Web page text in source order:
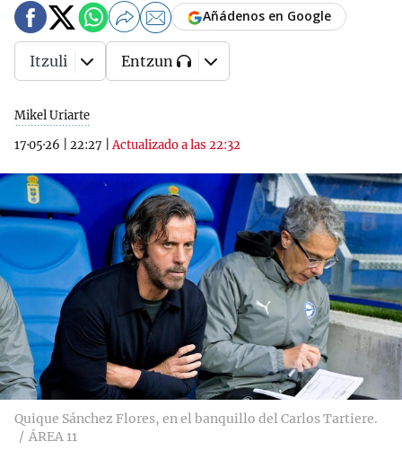
Mikel Uriarte
17·05·26
22:27 |Actualizado a las 22:32
Añádenos en Google
Itzuli Entzun
Quique Sánchez Flores, en el banquillo del Carlos Tartiere.
ÁREA 11